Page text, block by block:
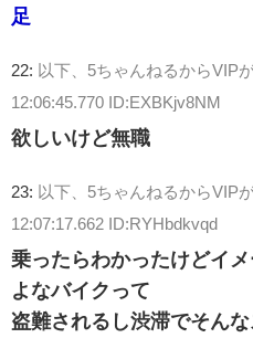
足
22: 以下、5ちゃんねるからVIP
12:06:45.770 ID:EXBKjv8NM
欲しいけど無職
23: 以下、5ちゃんねるからVIP
12:07:17.662 ID:RYHbdkvqd
乗ったらわかったけどイ
よなバイクって
盗難されるし渋滞でそん